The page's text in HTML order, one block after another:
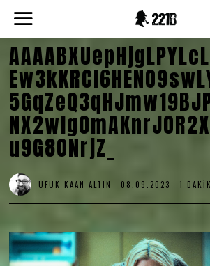
u9G8ONrjZ_
UFUK KAAN ALTIN 08.09.2023 1